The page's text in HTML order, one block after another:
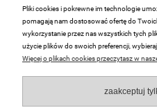
Moje
Płatności
Pliki cookies i pokrewne im technologie
pomagają nam dostosować ofertę do
wykorzystanie przez nas wszystkich tych
użycie plików do swoich preferencji,
Więcej o plikach cookies przeczytasz w
zaakceptuj